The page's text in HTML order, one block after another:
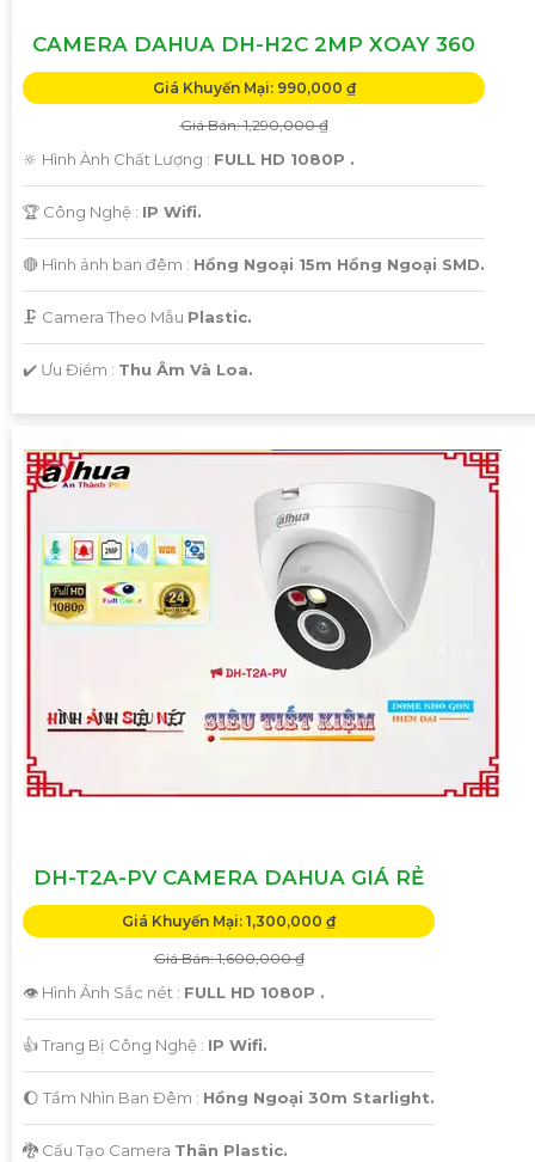
CAMERA DAHUA DH-H2C 2MP XOAY 360
Giá Khuyến Mại: 990,000 ₫
Giá Bán: 1,290,000 ₫
🔆 Hình Ành Chất Lượng : FULL HD 1080P .
🏆 Công Nghệ : IP Wifi.
🔴 Hình ảnh ban đêm : Hồng Ngoại 15m Hồng Ngoại SMD.
🗜️ Camera Theo Mẫu Plastic.
️✔️ Ưu Điểm : Thu Âm Và Loa.
DH-T2A-PV CAMERA DAHUA GIÁ RẺ
Giá Khuyến Mại: 1,300,000 ₫
Giá Bán: 1,600,000 ₫
👁 Hình Ảnh Sắc nét : FULL HD 1080P .
👍 Trang Bị Công Nghệ : IP Wifi.
🌔 Tầm Nhìn Ban Đêm : Hồng Ngoại 30m Starlight.
🐉️ Cấu Tạo Camera Thân Plastic.